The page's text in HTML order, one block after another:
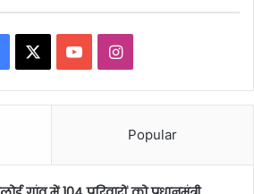
Facebook YouTubeInstagram
Popular